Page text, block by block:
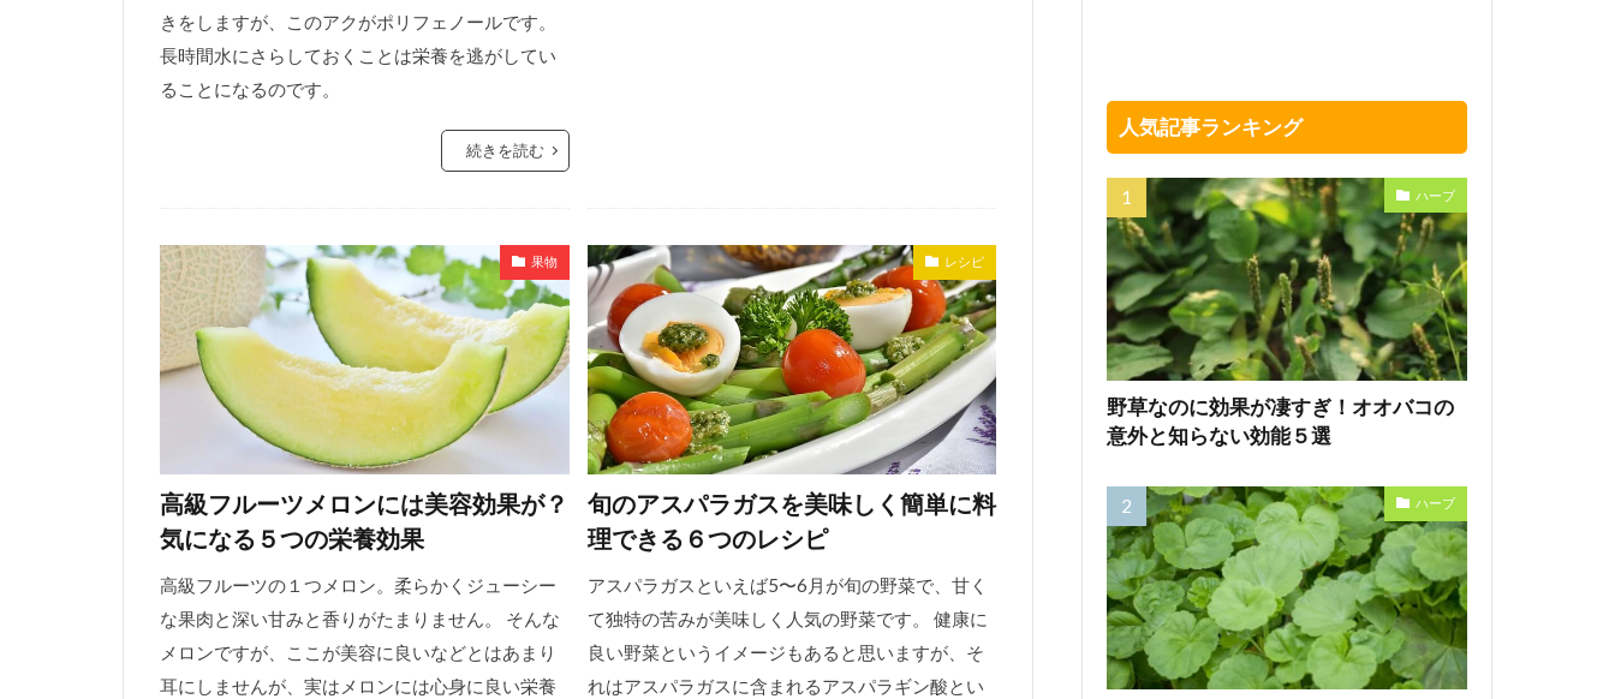
きをしますが、このアクがポリフェノールです。
長時間水にさらしておくことは栄養を逃がしてい
ることになるのです。
続きを読む
果物
高級フルーツメロンには美容効果が？
気になる５つの栄養効果
高級フルーツの１つメロン。柔らかくジューシー
な果肉と深い甘みと香りがたまりません。 そんな
メロンですが、ここが美容に良いなどとはあまり
耳にしませんが、実はメロンには心身に良い栄養
レシピ
旬のアスパラガスを美味しく簡単に料
理できる６つのレシピ
アスパラガスといえば5〜6月が旬の野菜で、甘く
て独特の苦みが美味しく人気の野菜です。 健康に
良い野菜というイメージもあると思いますが、そ
れはアスパラガスに含まれるアスパラギン酸とい
人気記事ランキング
ハーブ
野草なのに効果が凄すぎ！オオバコの
意外と知らない効能５選
ハーブ